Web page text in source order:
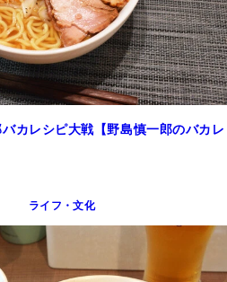
カレシピ大戦【野島慎一郎のバカレ
ライフ・文化